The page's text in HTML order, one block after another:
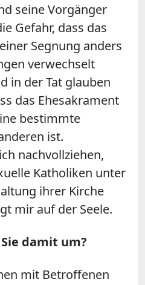
seine Vorgänger
Gefahr, dass das
Segnung anders
verwechselt
in der Tat glauben
das Ehesakrament
bestimmte
ist.
nachvollziehen,
Katholiken unter
ihrer Kirche
mir auf der Seele.
damit um?
mit Betroffenen